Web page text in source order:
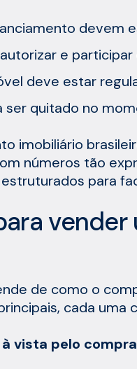
devem
e
deve estar
ser quitado no
imobiliário
números tão
para
de como o
cada
vista pelo